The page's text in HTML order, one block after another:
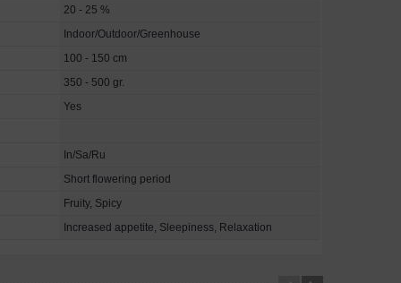
20 - 25 %
Indoor/Outdoor/Greenhouse
100 - 150 cm
350 - 500 gr.
Yes
In/Sa/Ru
Short flowering period
Fruity, Spicy
Increased appetite, Sleepiness, Relaxation